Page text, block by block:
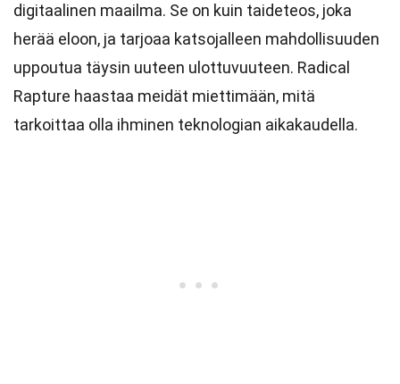
digitaalinen maailma. Se on kuin taideteos, joka
herää eloon, ja tarjoaa katsojalleen mahdollisuuden
uppoutua täysin uuteen ulottuvuuteen. Radical
Rapture haastaa meidät miettimään, mitä
tarkoittaa olla ihminen teknologian aikakaudella.